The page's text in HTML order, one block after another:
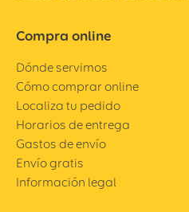
Compra online
Dónde servimos
Cómo comprar online
Localiza tu pedido
Horarios de entrega
Gastos de envío
Envío gratis
Información legal